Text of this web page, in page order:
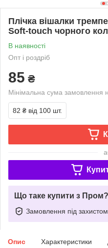
Плічка вішалки
Soft-touch чорного
В наявності
Опт і роздріб
85 ₴
Мінімальна сума замовлення
82 ₴ від 100 шт.
Що таке купити з Пром?
Замовлення під захистом
Опис Характеристики